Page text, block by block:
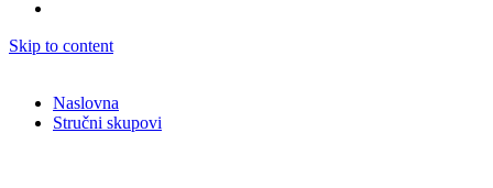
Skip to content
Naslovna
Stručni skupovi